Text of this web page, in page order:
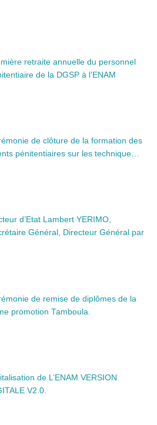
retraite annuelle du personnel
de la DGSP à l’ENAM
de clôture de la formation des
pénitentiaires sur les technique…
d’Etat Lambert YERIMO,
Général, Directeur Général par
de remise de diplômes de la
promotion Tamboula.
de L’ENAM VERSION
V2.0.